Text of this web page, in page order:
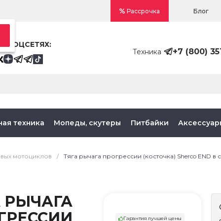
Рассрочка Блог
СОЦСЕТЯХ:
Техника
+7 (800)
техника Мопеды, скутеры Питбайки
мотоциклов / Тяга рычага прогрессии (косточка) Sherco END в
РЫЧАГА
Гарантия лучшей цены